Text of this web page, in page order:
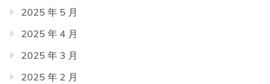
2025 年 5 月
2025 年 4 月
2025 年 3 月
2025 年 2 月